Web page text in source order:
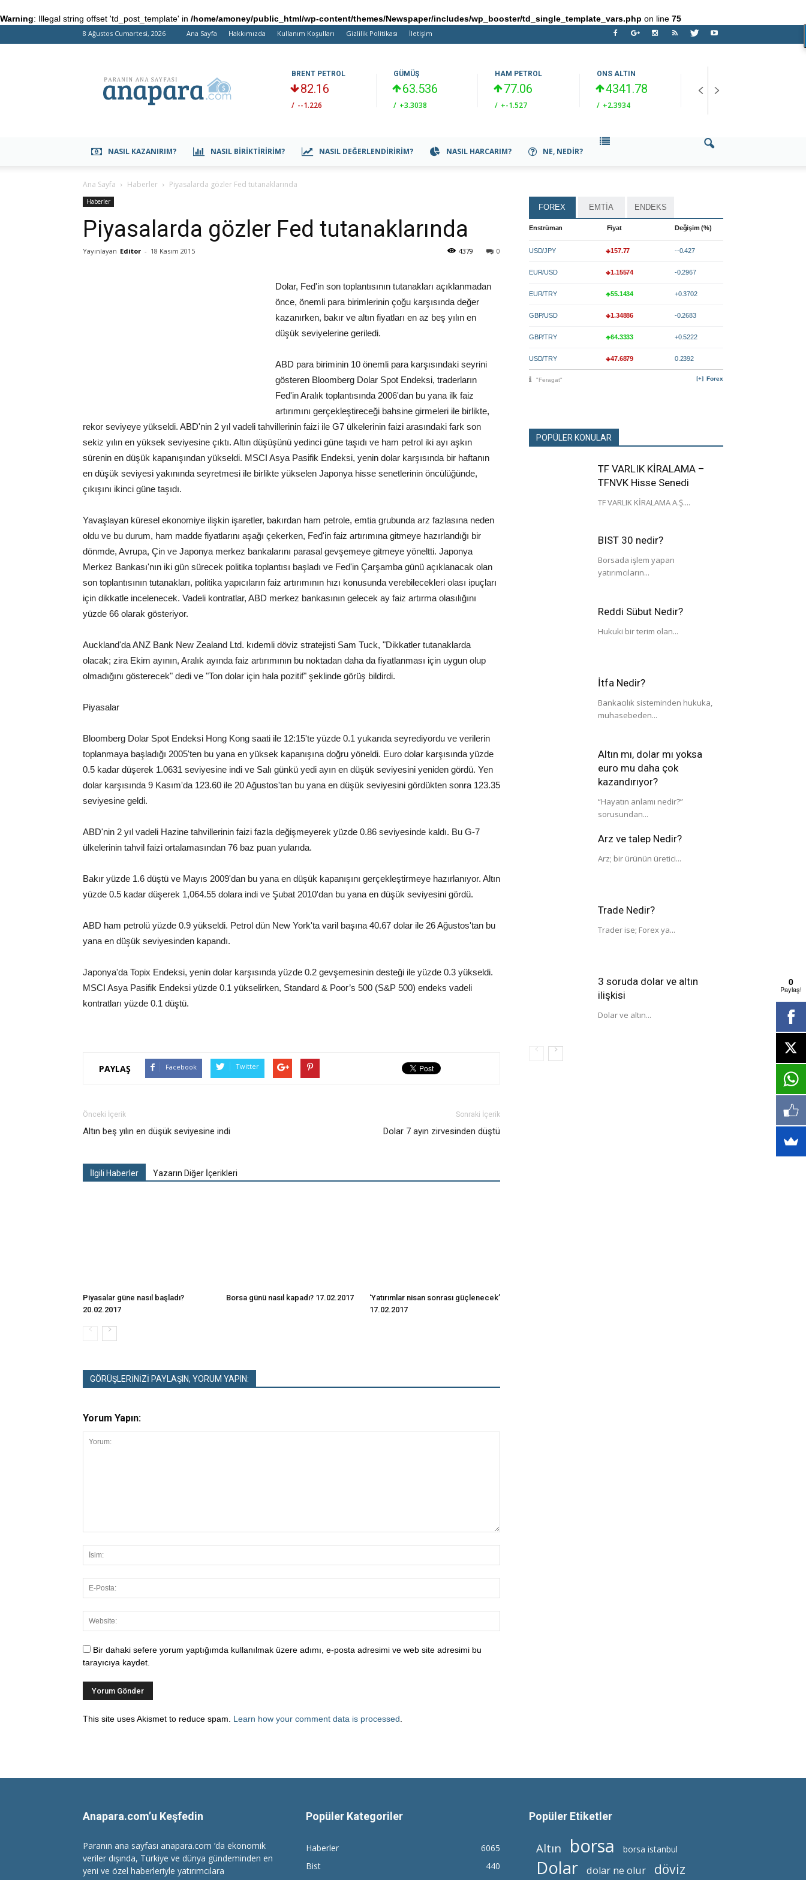
Warning: Illegal string offset 'td_post_template' in /home/amoney/public_html/wp-content/themes/Newspaper/includes/wp_booster/td_single_template_vars.php on line 75
8 Ağustos Cumartesi, 2026 Ana Sayfa Hakkımızda Kullanım Koşulları Gizlilik Politikası İletişim
BRENT PETROL
82.16
/ --1.226
GÜMÜŞ
63.536
/ +3.3038
HAM PETROL
77.06
/ +-1.527
ONS ALTIN
4341.78
/ +2.3934
1.15574
NASIL KAZANIRIM? NASIL BIRIKTIRIRIM? NASIL DEĞERLENDIRIRIM? NASIL HARCARIM? NE, NEDIR?
Ana Sayfa Haberler Piyasalarda gözler Fed tutanaklarında
Haberler
Piyasalarda gözler Fed tutanaklarında
Yayınlayan Editor - 18 Kasım 2015 0
4379
Dolar, Fed'in son toplantısının tutanakları açıklanmadan
önce, önemli para birimlerinin çoğu karşısında değer
kazanırken, bakır ve altın fiyatları en az beş yılın en
düşük seviyelerine geriledi.
ABD para biriminin 10 önemli para karşısındaki seyrini
gösteren Bloomberg Dolar Spot Endeksi, traderların
Fed'in Aralık toplantısında 2006'dan bu yana ilk faiz
artırımını gerçekleştireceği bahsine girmeleri ile birlikte,
rekor seviyeye yükseldi. ABD'nin 2 yıl vadeli tahvillerinin faizi ile G7 ülkelerinin faizi arasındaki fark son
sekiz yılın en yüksek seviyesine çıktı. Altın düşüşünü yedinci güne taşıdı ve ham petrol iki ayı aşkın
sürenin en düşük kapanışından yükseldi. MSCI Asya Pasifik Endeksi, yenin dolar karşısında bir haftanın
en düşük seviyesi yakınında seyretmesi ile birlikte yükselen Japonya hisse senetlerinin öncülüğünde,
çıkışını ikinci güne taşıdı.
Yavaşlayan küresel ekonomiye ilişkin işaretler, bakırdan ham petrole, emtia grubunda arz fazlasına neden
oldu ve bu durum, ham madde fiyatlarını aşağı çekerken, Fed'in faiz artırımına gitmeye hazırlandığı bir
dönmde, Avrupa, Çin ve Japonya merkez bankalarını parasal gevşemeye gitmeye yöneltti. Japonya
Merkez Bankası'nın iki gün sürecek politika toplantısı başladı ve Fed'in Çarşamba günü açıklanacak olan
son toplantısının tutanakları, politika yapıcıların faiz artırımının hızı konusunda verebilecekleri olası ipuçları
için dikkatle incelenecek. Vadeli kontratlar, ABD merkez bankasının gelecek ay faiz artırma olasılığını
yüzde 66 olarak gösteriyor.
Auckland'da ANZ Bank New Zealand Ltd. kıdemli döviz stratejisti Sam Tuck, "Dikkatler tutanaklarda
olacak; zira Ekim ayının, Aralık ayında faiz artırımının bu noktadan daha da fiyatlanması için uygun olup
olmadığını gösterecek" dedi ve "Ton dolar için hala pozitif" şeklinde görüş bildirdi.
Piyasalar
Bloomberg Dolar Spot Endeksi Hong Kong saati ile 12:15'te yüzde 0.1 yukarıda seyrediyordu ve verilerin
toplanmaya başladığı 2005'ten bu yana en yüksek kapanışına doğru yöneldi. Euro dolar karşısında yüzde
0.5 kadar düşerek 1.0631 seviyesine indi ve Salı günkü yedi ayın en düşük seviyesini yeniden gördü. Yen
dolar karşısında 9 Kasım'da 123.60 ile 20 Ağustos'tan bu yana en düşük seviyesini gördükten sonra 123.35
seviyesine geldi.
ABD'nin 2 yıl vadeli Hazine tahvillerinin faizi fazla değişmeyerek yüzde 0.86 seviyesinde kaldı. Bu G-7
ülkelerinin tahvil faizi ortalamasından 76 baz puan yularıda.
Bakır yüzde 1.6 düştü ve Mayıs 2009'dan bu yana en düşük kapanışını gerçekleştirmeye hazırlanıyor. Altın
yüzde 0.5 kadar düşerek 1,064.55 dolara indi ve Şubat 2010'dan bu yana en düşük seviyesini gördü.
ABD ham petrolü yüzde 0.9 yükseldi. Petrol dün New York'ta varil başına 40.67 dolar ile 26 Ağustos'tan bu
yana en düşük seviyesinden kapandı.
Japonya'da Topix Endeksi, yenin dolar karşısında yüzde 0.2 gevşemesinin desteği ile yüzde 0.3 yükseldi.
MSCI Asya Pasifik Endeksi yüzde 0.1 yükselirken, Standard & Poor’s 500 (S&P 500) endeks vadeli
kontratları yüzde 0.1 düştü.
PAYLAŞ Facebook Twitter
Önceki İçerik
Altın beş yılın en düşük seviyesine indi
Sonraki İçerik
Dolar 7 ayın zirvesinden düştü
İlgili Haberler Yazarın Diğer İçerikleri
Piyasalar güne nasıl başladı?
20.02.2017
Borsa günü nasıl kapadı? 17.02.2017
‘Yatırımlar nisan sonrası güçlenecek’
17.02.2017
GÖRÜŞLERİNİZİ PAYLAŞIN, YORUM YAPIN:
Yorum Yapın:
Bir dahaki sefere yorum yaptığımda kullanılmak üzere adımı, e-posta adresimi ve web site adresimi bu
tarayıcıya kaydet.
This site uses Akismet to reduce spam. Learn how your comment data is processed
FOREX EMTİA ENDEKS
Enstrüman Fiyat Değişim (%)
USD/JPY 157.77 --0.427
EUR/USD 1.15574 -0.2967
EUR/TRY 55.1434 +0.3702
GBP/USD 1.34886 -0.2683
GBP/TRY 64.3333 +0.5222
USD/TRY 47.6879 0.2392
Forex
"Feragat"
POPÜLER KONULAR
TF VARLIK KİRALAMA –
TFNVK Hisse Senedi
TF VARLIK KİRALAMA A.Ş....
BIST 30 nedir?
Borsada işlem yapan
yatırımcıların...
Reddi Sübut Nedir?
Hukuki bir terim olan...
İtfa Nedir?
Bankacılık sisteminden hukuka,
muhasebeden...
Altın mı, dolar mı yoksa
euro mu daha çok
kazandırıyor?
“Hayatın anlamı nedir?”
sorusundan...
Arz ve talep Nedir?
Arz; bir ürünün üretici...
Trade Nedir?
Trader ise; Forex ya...
3 soruda dolar ve altın
ilişkisi
Dolar ve altın...
Anapara.com’u Keşfedin
Paranın ana sayfası anapara.com ’da ekonomik
veriler dışında, Türkiye ve dünya gündeminden en
yeni ve özel haberleriyle yatırımcılara
Popüler Kategoriler
Haberler
6065
Bist
440
Popüler Etiketler
Altın borsa borsa istanbul
Dolar dolar ne olur döviz
0
Paylaş!